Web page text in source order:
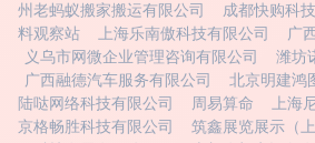
州老蚂蚁搬家搬运有限公司
成都快购科
料观察站
上海乐南傲科技有限公司
广
义乌市网微企业管理咨询有限公司
潍坊
广西融德汽车服务有限公司
北京明建鸿
陆哒网络科技有限公司
周易算命 上海
京格畅胜科技有限公司
筑鑫展览展示（